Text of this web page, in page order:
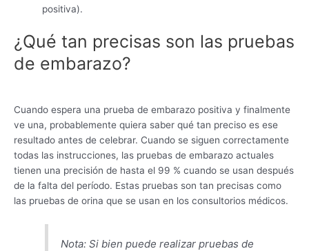
positiva).
¿Qué tan precisas son las pruebas
de embarazo?
Cuando espera una prueba de embarazo positiva y finalmente
ve una, probablemente quiera saber qué tan preciso es ese
resultado antes de celebrar. Cuando se siguen correctamente
todas las instrucciones, las pruebas de embarazo actuales
tienen una precisión de hasta el 99 % cuando se usan después
de la falta del período. Estas pruebas son tan precisas como
las pruebas de orina que se usan en los consultorios médicos.
Nota: Si bien puede realizar pruebas de